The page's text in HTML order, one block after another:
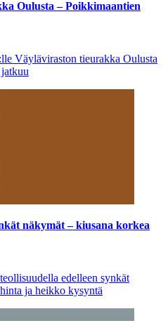
Oulusta – Poikkimaantien
Väyläviraston tieurakka Oulusta
näkymät – kiusana korkea
edelleen synkät
ja heikko kysyntä